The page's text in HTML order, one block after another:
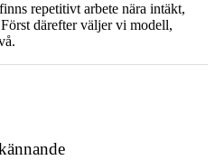
repetitivt arbete nära intäkt,
därefter väljer vi modell,